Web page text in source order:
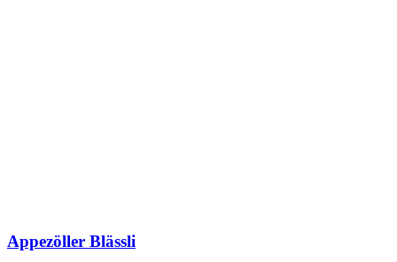
Appezöller Blässli